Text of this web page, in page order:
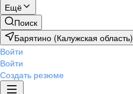
Ещё
Поиск
Барятино (Калужская область)
Войти
Войти
Создать резюме